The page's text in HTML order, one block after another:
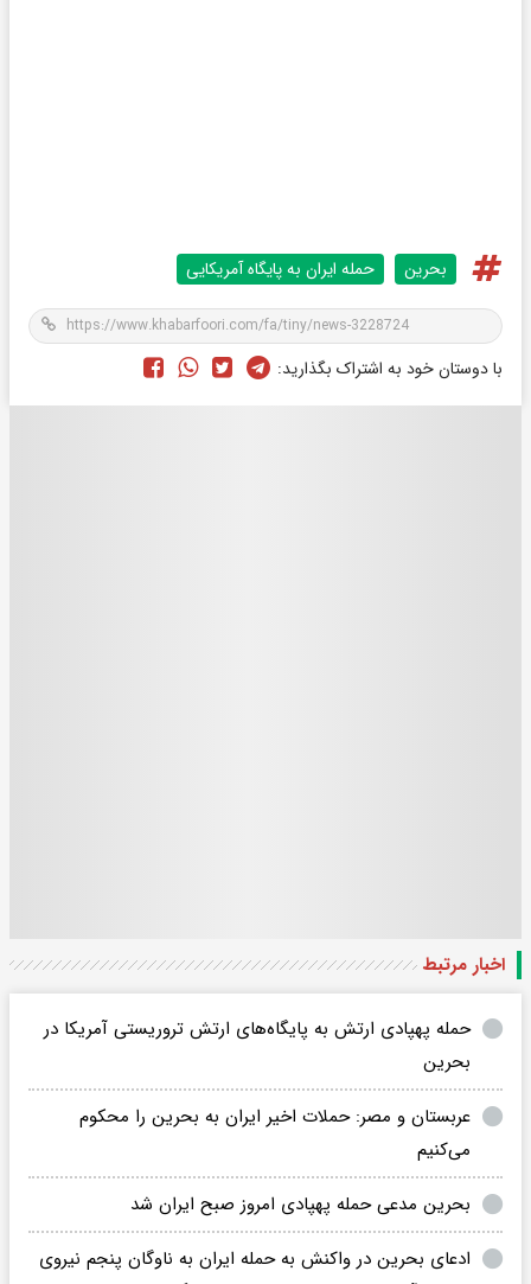
بحرین حمله ایران به پایگاه آمریکایی
با دوستان خود به اشتراک بگذارید:
اخبار مرتبط
حمله پهپادی ارتش به پایگاه‌های ارتش تروریستی آمریکا در
بحرین
عربستان و مصر: حملات اخیر ایران به بحرین را محکوم
می‌کنیم
بحرین مدعی حمله پهپادی امروز صبح ایران شد
ادعای بحرین در واکنش به حمله ایران به ناوگان پنجم نیروی